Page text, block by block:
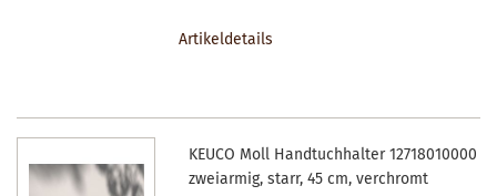
Artikeldetails
KEUCO Moll Handtuchhalter 12718010000
zweiarmig, starr, 45 cm, verchromt